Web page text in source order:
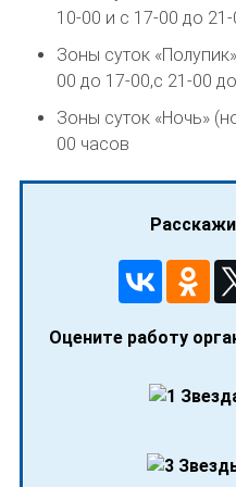
10-00 и с 17-00 до
Зоны суток
00 до 17-00,с 21-00
Зоны суток «Ночь»
00 часов
Оцените работу